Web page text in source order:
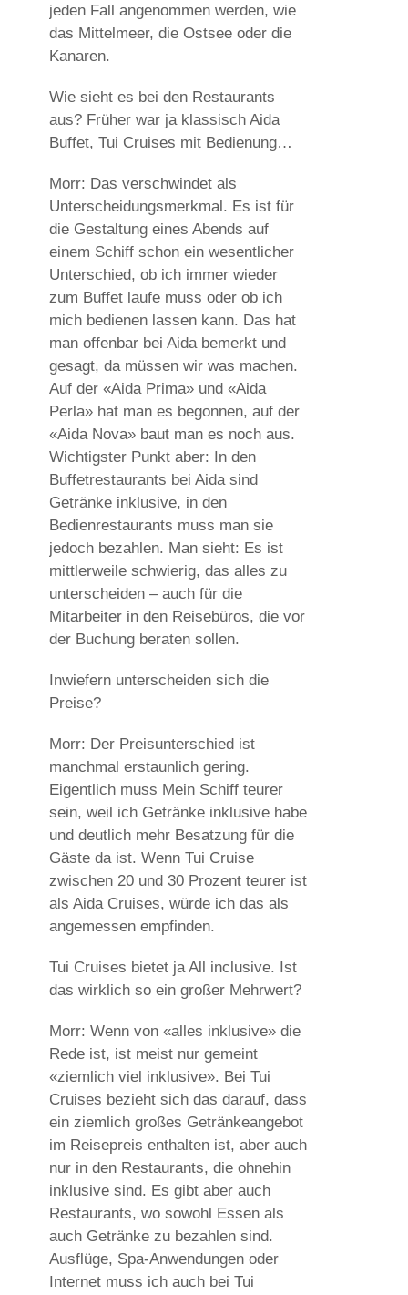
jeden Fall angenommen werden, wie
das Mittelmeer, die Ostsee oder die
Kanaren.
Wie sieht es bei den Restaurants
aus? Früher war ja klassisch Aida
Buffet, Tui Cruises mit Bedienung…
Morr: Das verschwindet als
Unterscheidungsmerkmal. Es ist für
die Gestaltung eines Abends auf
einem Schiff schon ein wesentlicher
Unterschied, ob ich immer wieder
zum Buffet laufe muss oder ob ich
mich bedienen lassen kann. Das hat
man offenbar bei Aida bemerkt und
gesagt, da müssen wir was machen.
Auf der «Aida Prima» und «Aida
Perla» hat man es begonnen, auf der
«Aida Nova» baut man es noch aus.
Wichtigster Punkt aber: In den
Buffetrestaurants bei Aida sind
Getränke inklusive, in den
Bedienrestaurants muss man sie
jedoch bezahlen. Man sieht: Es ist
mittlerweile schwierig, das alles zu
unterscheiden – auch für die
Mitarbeiter in den Reisebüros, die vor
der Buchung beraten sollen.
Inwiefern unterscheiden sich die
Preise?
Morr: Der Preisunterschied ist
manchmal erstaunlich gering.
Eigentlich muss Mein Schiff teurer
sein, weil ich Getränke inklusive habe
und deutlich mehr Besatzung für die
Gäste da ist. Wenn Tui Cruise
zwischen 20 und 30 Prozent teurer ist
als Aida Cruises, würde ich das als
angemessen empfinden.
Tui Cruises bietet ja All inclusive. Ist
das wirklich so ein großer Mehrwert?
Morr: Wenn von «alles inklusive» die
Rede ist, ist meist nur gemeint
«ziemlich viel inklusive». Bei Tui
Cruises bezieht sich das darauf, dass
ein ziemlich großes Getränkeangebot
im Reisepreis enthalten ist, aber auch
nur in den Restaurants, die ohnehin
inklusive sind. Es gibt aber auch
Restaurants, wo sowohl Essen als
auch Getränke zu bezahlen sind.
Ausflüge, Spa-Anwendungen oder
Internet muss ich auch bei Tui